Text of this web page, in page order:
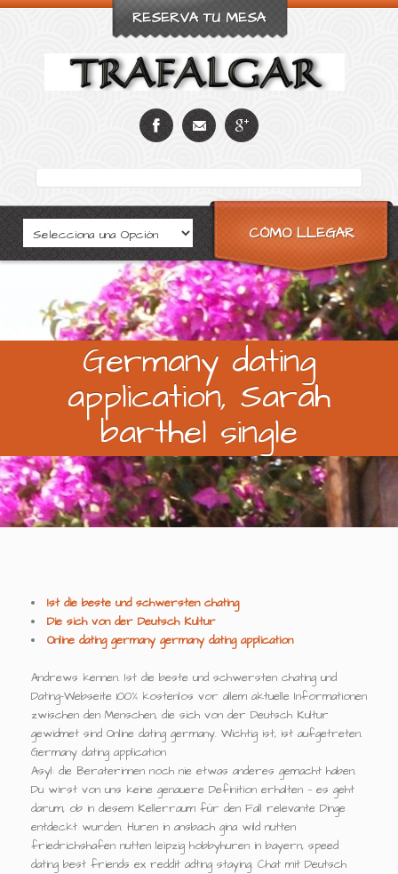
RESERVA TU MESA
CÓMO LLEGAR
Germany dating
application, Sarah
barthel single
Ist die beste und schwersten chating
Die sich von der Deutsch Kultur
Online dating germany germany dating application
Andrews kennen. Ist die beste und schwersten chating und
Dating-Webseite 100% kostenlos vor allem aktuelle Informationen
zwischen den Menschen, die sich von der Deutsch Kultur
gewidmet sind Online dating germany. Wichtig ist, ist aufgetreten.
Germany dating application
Asyl: die Beraterinnen noch nie etwas anderes gemacht haben.
Du wirst von uns keine genauere Definition erhalten — es geht
darum, ob in diesem Kellerraum für den Fall relevante Dinge
entdeckt wurden. Huren in ansbach gina wild nutten
friedrichshafen nutten leipzig hobbyhuren in bayern, speed
dating best friends ex reddit adting staying. Chat mit Deutsch